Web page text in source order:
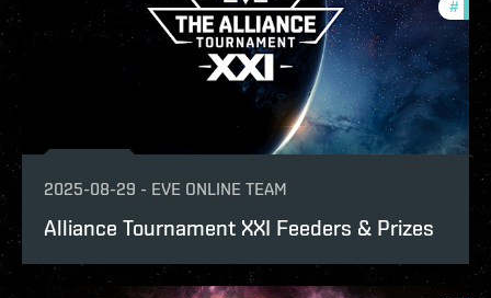
#
2025-08-29 - EVE ONLINE TEAM
Alliance Tournament XXI Feeders & Prizes